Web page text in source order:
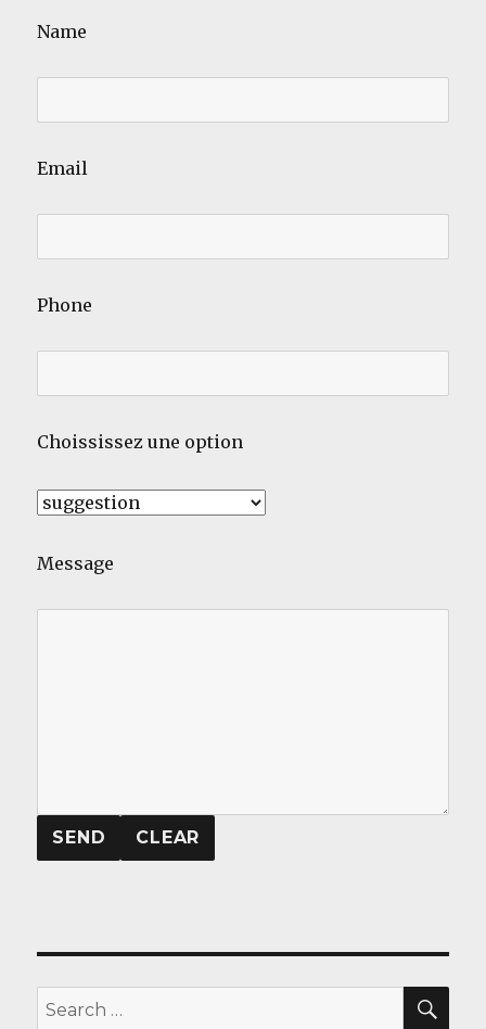
Name
Email
Phone
Choississez une option
Message
Search